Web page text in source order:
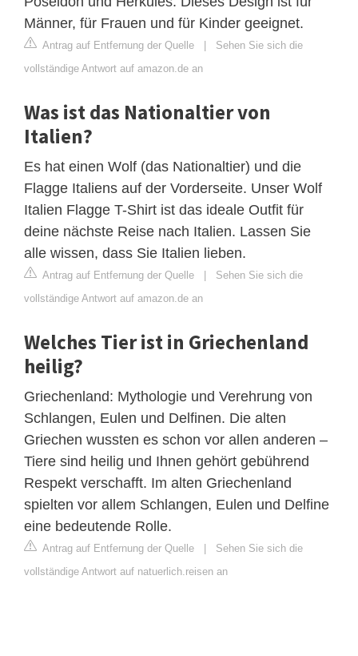
Männer, für Frauen und für Kinder geeignet.
Antrag auf Entfernung der Quelle | Sehen Sie sich die
vollständige Antwort auf amazon.de an
Was ist das Nationaltier von
Italien?
Es hat einen Wolf (das Nationaltier) und die
Flagge Italiens auf der Vorderseite. Unser Wolf
Italien Flagge T-Shirt ist das ideale Outfit für
deine nächste Reise nach Italien. Lassen Sie
alle wissen, dass Sie Italien lieben.
Antrag auf Entfernung der Quelle | Sehen Sie sich die
vollständige Antwort auf amazon.de an
Welches Tier ist in Griechenland
heilig?
Griechenland: Mythologie und Verehrung von
Schlangen, Eulen und Delfinen. Die alten
Griechen wussten es schon vor allen anderen –
Tiere sind heilig und Ihnen gehört gebührend
Respekt verschafft. Im alten Griechenland
spielten vor allem Schlangen, Eulen und Delfine
eine bedeutende Rolle.
Antrag auf Entfernung der Quelle | Sehen Sie sich die
vollständige Antwort auf natuerlich.reisen an